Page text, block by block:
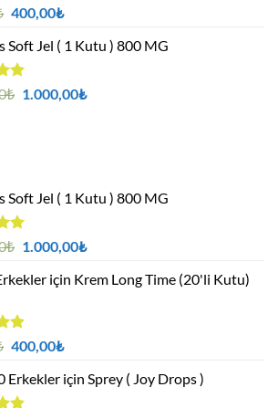
Orijinal
500,00₺.
400,00₺Şu
fiyat:
Soft Jel ( 1 Kutu ) 800 MG
₺ Orijinal
1.000,00₺Şu
Soft Jel ( 1 Kutu ) 800 MG
₺ Orijinal
1.380,00₺.
1.000,00₺Şu
fiyat:
için Krem Long Time (20'li Kutu)
Orijinal
500,00₺.
400,00₺Şu
fiyat:
Erkekler için Sprey ( Joy Drops )